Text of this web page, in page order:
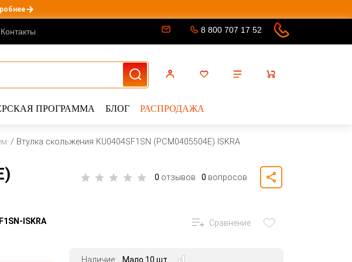
Контакты 8 800 707 17 52
ПРОГРАММА БЛОГ РАСПРОДАЖА
Втулка скольжения KU0404SF1SN (PCM0405504E) ISKRA
0 отзывов 0 вопросов
ISKRA Сравнение
Наличие: Мало 10 шт